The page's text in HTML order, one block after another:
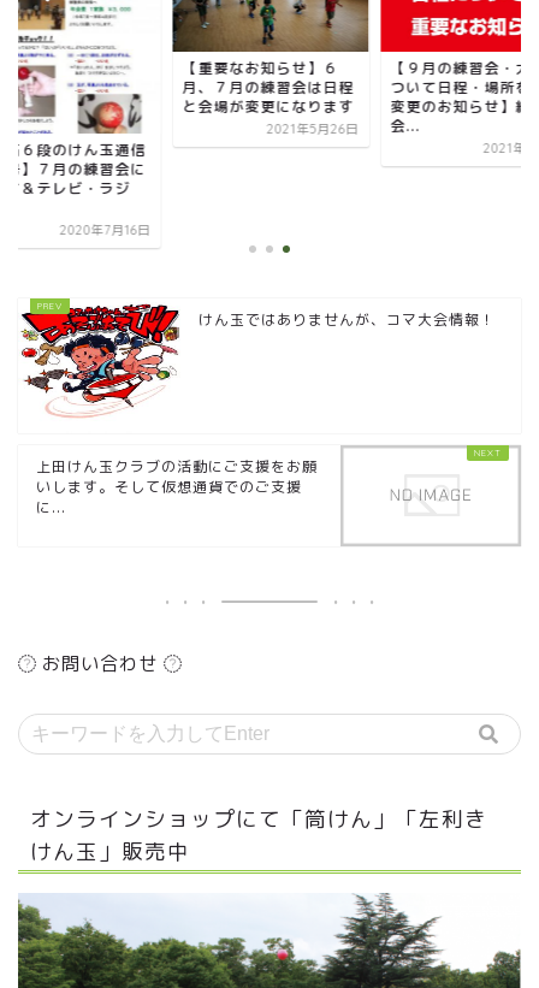
石６段のけん玉通信
号】７月の練習会に
て＆テレビ・ラジ
2020年7月16日
【重要なお知らせ】６
月、７月の練習会は日程
と会場が変更になります
2021年5月26日
【９月の練習会・大
ついて日程・場所を
変更のお知らせ】練
会...
2021年9
けん玉ではありませんが、コマ大会情報！
上田けん玉クラブの活動にご支援をお願
いします。そして仮想通貨でのご支援
に...
お問い合わせ
オンラインショップにて「筒けん」「左利き
けん玉」販売中